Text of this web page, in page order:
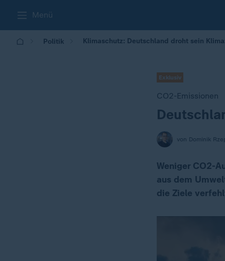
Menü
Politik Klimaschutz: Deutschland droht sein
Exklusiv
CO2-Emissionen
:
von Dominik
Weniger CO2-
aus dem
die Ziele